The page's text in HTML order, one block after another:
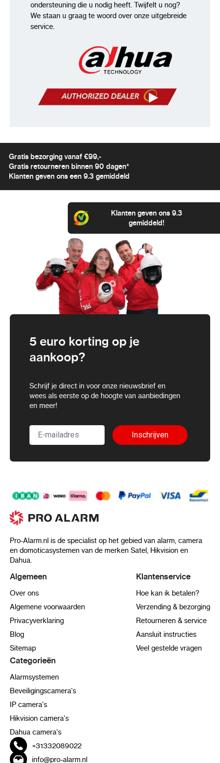
ondersteuning die u nodig heeft. Twijfelt u nog?
We staan u graag te woord over onze uitgebreide
service.
Gratis bezorging vanaf €99,-
Gratis retourneren binnen 90 dagen*
Klanten geven ons een 9.3 gemiddeld
5 euro korting op je
aankoop?
Schrijf je direct in voor onze nieuwsbrief en
wees als eerste op de hoogte van aanbiedingen
en meer!
Inschrijven
Pro-Alarm.nl is de specialist op het gebied van alarm, camera
en domoticasystemen van de merken Satel, Hikvision en
Dahua.
Klanten geven ons 9.3
gemiddeld!
Algemeen
Over ons
Algemene voorwaarden
Privacyverklaring
Blog
Sitemap
Klantenservice
Hoe kan ik betalen?
Verzending & bezorging
Retourneren & service
Aansluit instructies
Veel gestelde vragen
Categorieën
Alarmsystemen
Beveiligingscamera's
IP camera's
Hikvision camera's
Dahua camera's
+31332089022
info@pro-alarm.nl